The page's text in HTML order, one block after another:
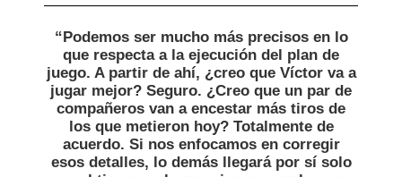
“Podemos ser mucho más precisos en lo
que respecta a la ejecución del plan de
juego. A partir de ahí, ¿creo que Víctor va a
jugar mejor? Seguro. ¿Creo que un par de
compañeros van a encestar más tiros de
los que metieron hoy? Totalmente de
acuerdo. Si nos enfocamos en corregir
esos detalles, lo demás llegará por sí solo